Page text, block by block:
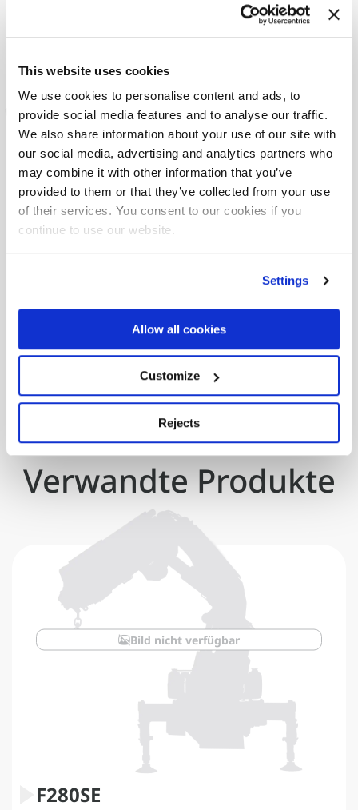
This website uses cookies
We use cookies to personalise content and ads, to
provide social media features and to analyse our traffic.
We also share information about your use of our site with
our social media, advertising and analytics partners who
may combine it with other information that you’ve
provided to them or that they’ve collected from your use
of their services. You consent to our cookies if you
continue to use our website.
Settings
Allow all cookies
Customize
Rejects
Machmit.
Abonnieren Sie denFassi-YouTube-Kanal
und entdecken Sie unsere Kräne in
Aktion: neue Technologien, reale
Anwendungen, Innovationen und
Verwandte Produkte
Bild nicht verfügbar
F280SE